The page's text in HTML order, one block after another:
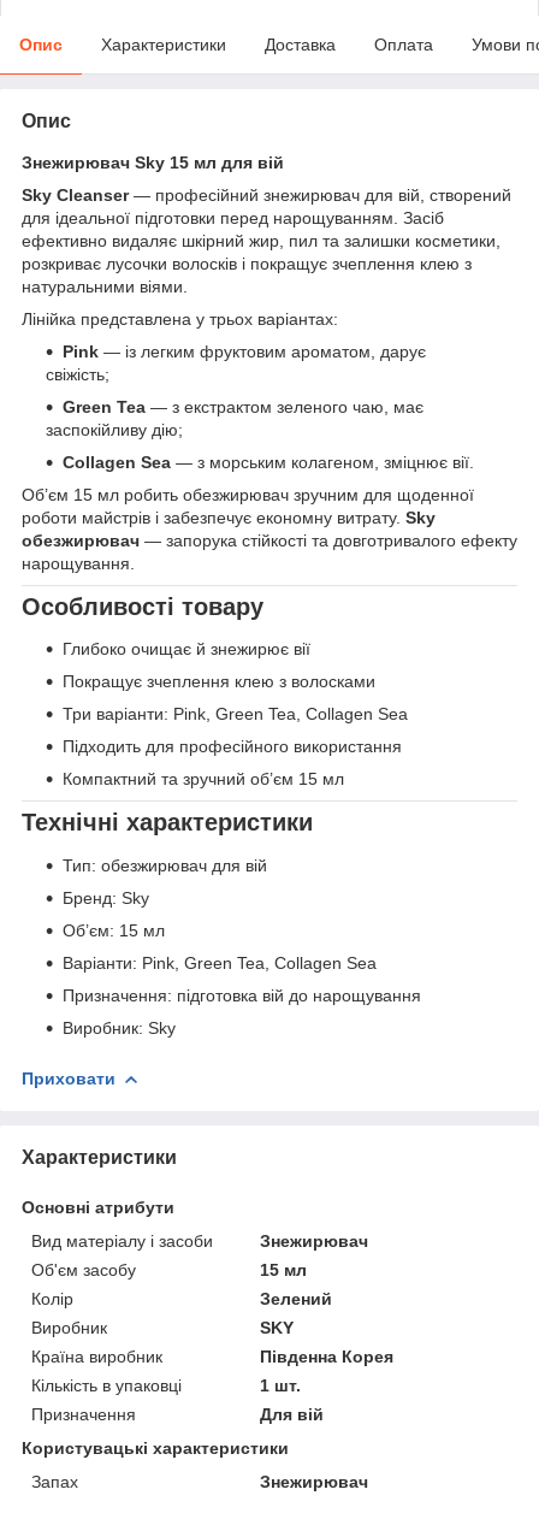
Опис Характеристики Доставка Оплата Умови
Опис
Знежирювач Sky 15 мл для вій
Sky Cleanser— професійний знежирювач для вій, створений
для ідеальної підготовки перед нарощуванням. Засіб
ефективно видаляє шкірний жир, пил та залишки косметики,
розкриває лусочки волосків і покращує зчеплення клею з
натуральними віями.
Лінійка представлена у трьох варіантах:
Pink — із легким фруктовим ароматом, дарує
свіжість;
Green Tea — з екстрактом зеленого чаю, має
заспокійливу дію;
Collagen Sea — з морським колагеном, зміцнює вії.
Об’єм 15 мл робить обезжирювач зручним для щоденної
роботи майстрів і забезпечує економну витрату. Sky
обезжирювач — запорука стійкості та довготривалого ефекту
нарощування.
Особливості товару
Глибоко очищає й знежирює вії
Покращує зчеплення клею з волосками
Три варіанти: Pink, Green Tea, Collagen Sea
Підходить для професійного використання
Компактний та зручний об’єм 15 мл
Технічні характеристики
Тип: обезжирювач для вій
Бренд: Sky
Об’єм: 15 мл
Варіанти: Pink, Green Tea, Collagen Sea
Призначення: підготовка вій до нарощування
Виробник: Sky
Приховати
Характеристики
Основні атрибути
Вид матеріалу і засоби
Знежирювач
Об'єм засобу
15 мл
Колір
Зелений
Виробник
SKY
Країна виробник
Південна Корея
Кількість в упаковці
1 шт.
Призначення
Для вій
Користувацькі характеристики
Запах
Знежирювач